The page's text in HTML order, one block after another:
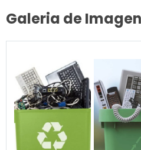
Galeria de